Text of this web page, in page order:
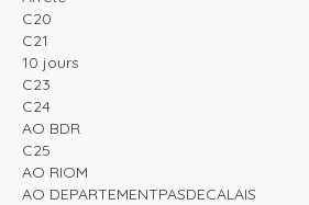
C20
C21
10 jours
C23
C24
AO BDR
C25
AO RIOM
AO DEPARTEMENTPASDECALAIS